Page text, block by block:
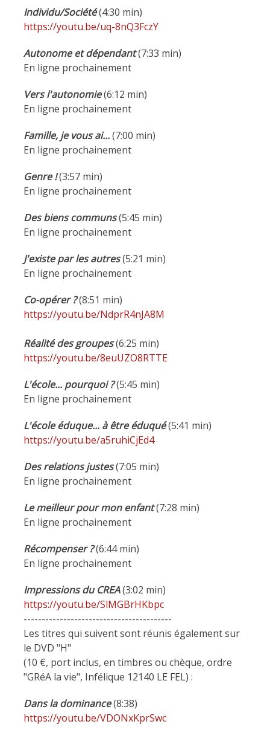
Individu/Société(4:30 min)
https://youtu.be/uq-8nQ3FczY
Autonome et dépendant(7:33 min)
En ligne prochainement
Vers l'autonomie(6:12 min)
En ligne prochainement
Famille, je vous ai...(7:00 min)
En ligne prochainement
Genre !(3:57 min)
En ligne prochainement
Des biens communs(5:45 min)
En ligne prochainement
J'existe par les autres(5:21 min)
En ligne prochainement
Co-opérer ?(8:51 min)
https://youtu.be/NdprR4nJA8M
Réalité des groupes(6:25 min)
https://youtu.be/8euUZO8RTTE
L'école... pourquoi ?(5:45 min)
En ligne prochainement
L'école éduque... à être éduqué(5:41 min)
https://youtu.be/a5ruhiCjEd4
Des relations justes(7:05 min)
En ligne prochainement
Le meilleur pour mon enfant(7:28 min)
En ligne prochainement
Récompenser ?(6:44 min)
En ligne prochainement
Impressions du CREA(3:02 min)
https://youtu.be/SlMGBrHKbpc
-----------------------------------------
Les titres qui suivent sont réunis également sur
le DVD "H"
(10 €, port inclus, en timbres ou chèque, ordre
"GRéA la vie", Infélique 12140 LE FEL) :
Dans la dominance(8:38)
https://youtu.be/VDONxKprSwc